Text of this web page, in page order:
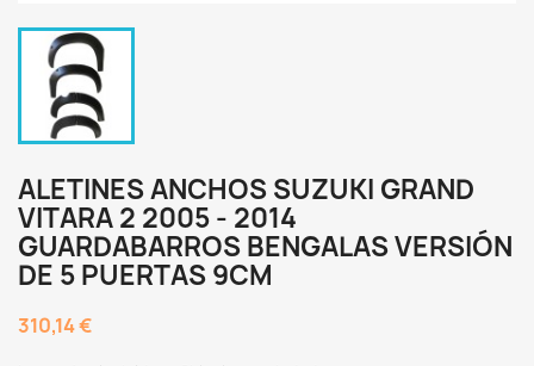
ALETINES ANCHOS SUZUKI GRAND
VITARA 2 2005 - 2014
GUARDABARROS BENGALAS VERSIÓN
DE 5 PUERTAS 9CM
310,14 €